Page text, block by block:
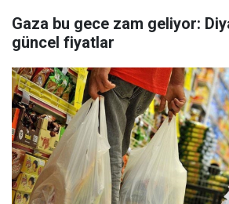
Gaza bu gece zam geliyor:
güncel fiyatlar